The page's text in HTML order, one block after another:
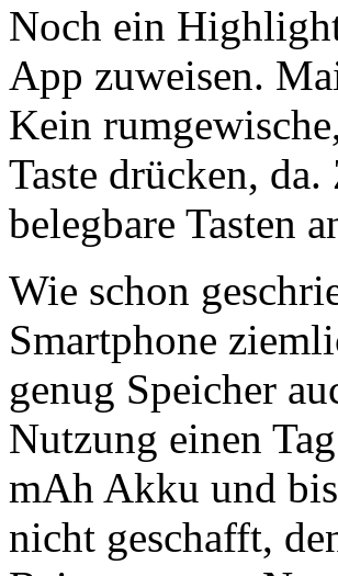
Noch ein
App zuweisen.
Kein
Taste drücken,
belegbare Tasten
Wie schon
Smartphone
genug Speicher
Nutzung einen
mAh Akku und
nicht geschafft,